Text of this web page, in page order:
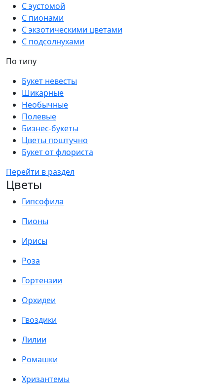
С эустомой
С пионами
С экзотическими цветами
С подсолнухами
По типу
Букет невесты
Шикарные
Необычные
Полевые
Бизнес-букеты
Цветы поштучно
Букет от флориста
Перейти в раздел
Цветы
Гипсофила
Пионы
Ирисы
Роза
Гортензии
Орхидеи
Гвоздики
Лилии
Ромашки
Хризантемы